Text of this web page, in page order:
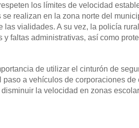
los límites de velocidad
realizan en la zona norte del
vialidades. A su vez, la policía
faltas administrativas, así como
de utilizar el cinturón de
a vehículos de corporaciones de
la velocidad en zonas